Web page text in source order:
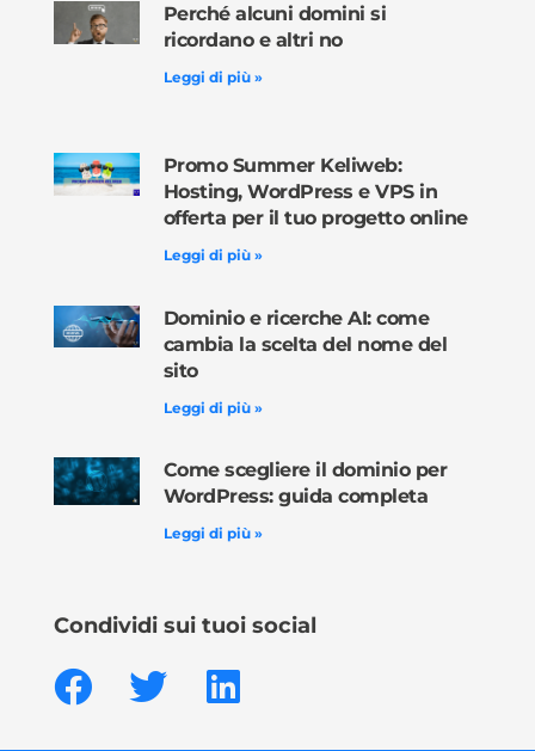
Perché alcuni domini si
ricordano e altri no
Leggi di più »
Promo Summer Keliweb:
Hosting, WordPress e VPS in
offerta per il tuo progetto online
Leggi di più »
Dominio e ricerche AI: come
cambia la scelta del nome del
sito
Leggi di più »
Come scegliere il dominio per
WordPress: guida completa
Leggi di più »
Condividi sui tuoi social